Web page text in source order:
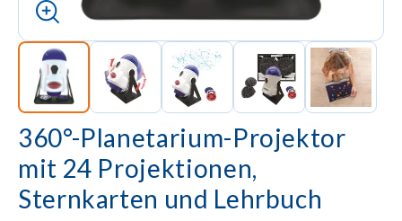
360°-Planetarium-Projektor
mit 24 Projektionen,
Sternkarten und Lehrbuch